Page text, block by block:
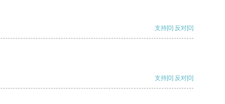
支持[0] 反对[0]
支持[0] 反对[0]